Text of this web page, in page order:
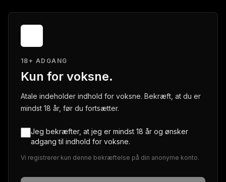
18+ ADGANG
Kun for voksne.
Atale indeholder indhold for voksne. Bekræft, at du er
mindst 18 år, før du fortsætter.
Jeg bekræfter, at jeg er mindst 18 år og ønsker
adgang til indhold for voksne.
Vi registrerer kun denne bekræftelse på din anonyme konto.